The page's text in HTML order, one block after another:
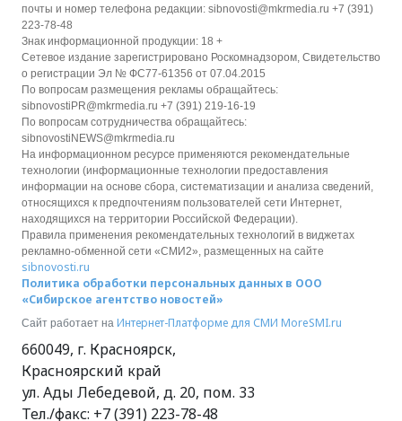
почты и номер телефона редакции: sibnovosti@mkrmedia.ru +7 (391)
223-78-48
Знак информационной продукции: 18 +
Сетевое издание зарегистрировано Роскомнадзором, Свидетельство
о регистрации Эл № ФС77-61356 от 07.04.2015
По вопросам размещения рекламы обращайтесь:
sibnovostiPR@mkrmedia.ru +7 (391) 219-16-19
По вопросам сотрудничества обращайтесь:
sibnovostiNEWS@mkrmedia.ru
На информационном ресурсе применяются рекомендательные
технологии (информационные технологии предоставления
информации на основе сбора, систематизации и анализа сведений,
относящихся к предпочтениям пользователей сети Интернет,
находящихся на территории Российской Федерации).
Правила применения рекомендательных технологий в виджетах
рекламно-обменной сети «СМИ2», размещенных на сайте
sibnovosti.ru
Политика обработки персональных данных в ООО
«Сибирское агентство новостей»
Сайт работает на Интернет-Платформе для СМИ MoreSMI.ru
660049, г. Красноярск,
Красноярский край
ул. Ады Лебедевой, д. 20, пом. 33
Тел./факс: +7 (391) 223-78-48